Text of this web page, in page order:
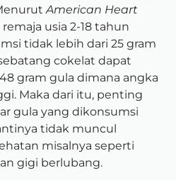
American Heart
remaja usia 2-18 tahun
tidak lebih dari 25 gram
cokelat dapat
gram gula dimana angka
Maka dari itu, penting
gula yang dikonsumsi
tidak muncul
misalnya seperti
gigi berlubang.